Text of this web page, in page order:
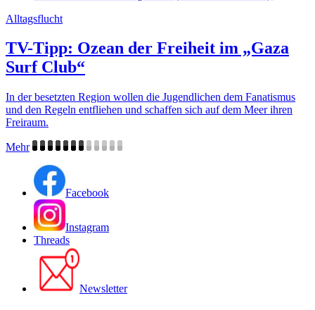
Alltagsflucht
TV-Tipp: Ozean der Freiheit im „Gaza
Surf Club“
In der besetzten Region wollen die Jugendlichen dem Fanatismus
und den Regeln entfliehen und schaffen sich auf dem Meer ihren
Freiraum.
Mehr
Facebook
Instagram
Threads
Newsletter